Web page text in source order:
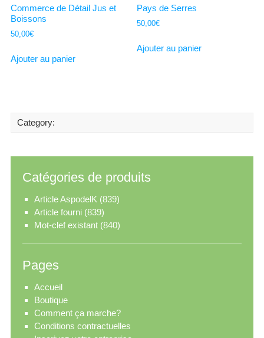
Commerce de Détail Jus et
Boissons
50,00€
Ajouter au panier
Pays de Serres
50,00€
Ajouter au panier
Category:
Catégories de produits
Article AspodelK (839)
Article fourni (839)
Mot-clef existant (840)
Pages
Accueil
Boutique
Comment ça marche?
Conditions contractuelles